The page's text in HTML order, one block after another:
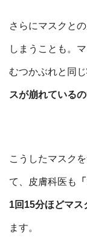
さらにマスクと
しまうことも。
むつかぶれと同じ
スが崩れているの
こうしたマスク
て、 皮膚科医も
1回15分ほどマス
ます。